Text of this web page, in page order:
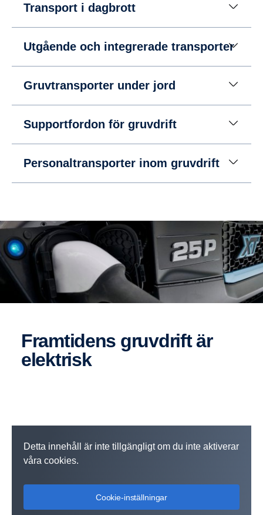
Transport i dagbrott
Utgående och integrerade transporter
Gruvtransporter under jord
Supportfordon för gruvdrift
Personaltransporter inom gruvdrift
Framti­dens gruvdrift är
elekt­risk
Detta innehåll är inte tillgängligt om du inte aktiverar
våra cookies.
Cookie-inställningar